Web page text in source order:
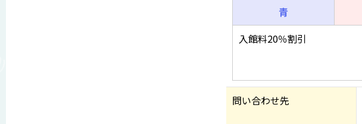
青
入館料20％割引
問い合わせ先